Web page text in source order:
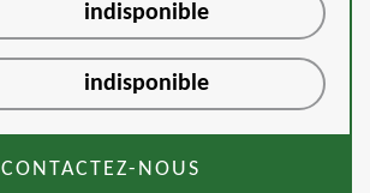
indisponible
indisponible
CONTACTEZ-NOUS